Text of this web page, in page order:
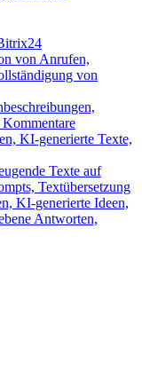
von Anrufen,
von
KI-generierte Texte,
Texte auf
Textübersetzung
KI-generierte Ideen,
Antworten,